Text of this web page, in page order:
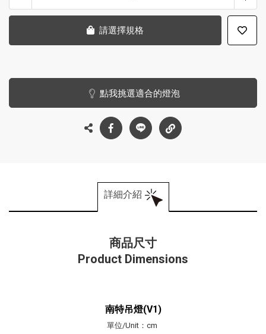
請選擇規格
點我挑選適合的燈泡
詳細介紹
商品尺寸
Product Dimensions
南特吊燈(V1)
單位/Unit：cm